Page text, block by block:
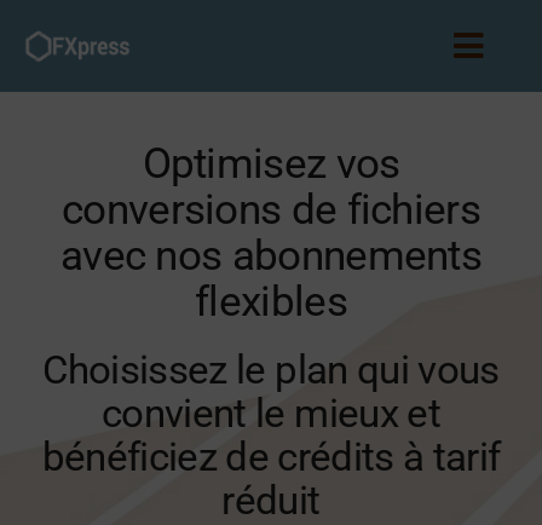
contenu
Abonnements
Partenariat
Connexion
Optimisez vos
conversions de fichiers
avec nos abonnements
flexibles
Choisissez le plan qui vous
convient le mieux et
bénéficiez de crédits à tarif
réduit